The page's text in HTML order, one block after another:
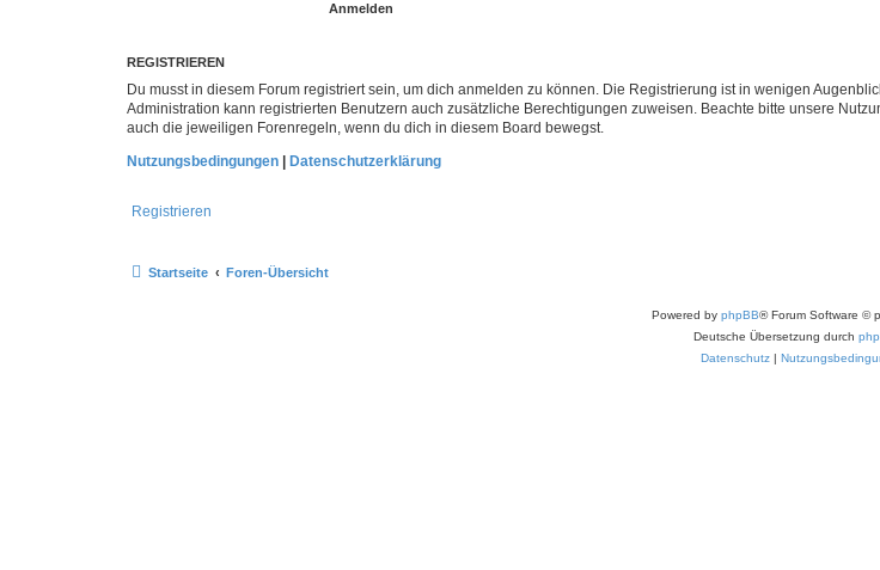
REGISTRIEREN
Du musst in diesem Forum registriert sein, um dich anmelden zu können. Die Registrierung ist in wenigen
Administration kann registrierten Benutzern auch zusätzliche Berechtigungen zuweisen. Beachte bitte unsere
auch die jeweiligen Forenregeln, wenn du dich in diesem Board bewegst.
Nutzungsbedingungen | Datenschutzerklärung
Registrieren
Startseite Foren-Übersicht
Powered by phpBB® Forum Software ©
Deutsche Übersetzung durch
Datenschutz|